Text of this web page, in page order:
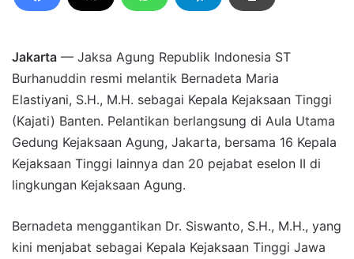
Jakarta — Jaksa Agung Republik Indonesia ST
Burhanuddin resmi melantik Bernadeta Maria
Elastiyani, S.H., M.H. sebagai Kepala Kejaksaan Tinggi
(Kajati) Banten. Pelantikan berlangsung di Aula Utama
Gedung Kejaksaan Agung, Jakarta, bersama 16 Kepala
Kejaksaan Tinggi lainnya dan 20 pejabat eselon II di
lingkungan Kejaksaan Agung.
Bernadeta menggantikan Dr. Siswanto, S.H., M.H., yang
kini menjabat sebagai Kepala Kejaksaan Tinggi Jawa